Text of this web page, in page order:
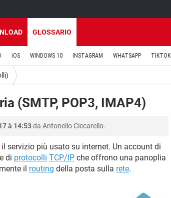
GLOSSARIO
iOS WINDOWS 10 INSTAGRAM WHATSAPP TIKTOK
(SMTP, POP3, IMAP4)
à 14:53da Antonello Ciccarello.
servizio più usato su internet. Un account di
di protocolli TCP/IP che offrono una panoplia
il routing della posta sulla rete.